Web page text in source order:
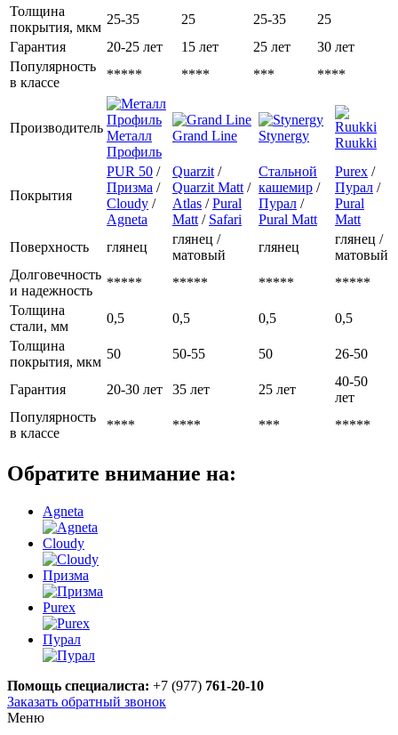
Толщина
покрытия, мкм
25-35 25 25-35
25
Гарантия
20-25 лет 15 лет 25 лет
30 лет
Популярность
в классе
***** **** *** ****
Производитель
Металл
Профиль
Grand Line Stynergy Ruukki
Покрытия
PUR 50 /
Призма /
Cloudy /
Agneta
Quarzit /
Quarzit Matt /
Atlas /Pural
Matt / Safari
Стальной
кашемир /
Пурал /
Pural Matt
Purex /
Пурал /
Pural
Matt
Поверхность
глянец
глянец /
матовый
глянец
глянец /
матовый
Долговечность
и надежность
***** ***** *****
*****
Толщина
стали, мм
0,5 0,5 0,5
0,5
Толщина
покрытия, мкм
50 50-55 50 26-50
Гарантия 20-30 лет 35 лет 25 лет
40-50
лет
Популярность
в классе
**** **** *** *****
Обратите внимание на:
Agneta
Cloudy
Призма
Purex
Пурал
Помощь специалиста: +7 (977) 761-20-10
Заказать обратный звонок
Меню